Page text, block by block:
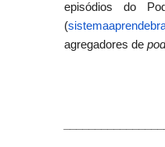
episódios do
(
agregadores de